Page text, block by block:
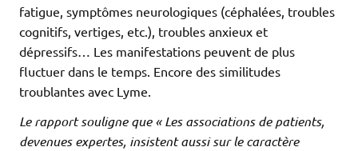
fatigue, symptômes neurologiques (céphalées, troubles
cognitifs, vertiges, etc.), troubles anxieux et
dépressifs… Les manifestations peuvent de plus
fluctuer dans le temps. Encore des similitudes
troublantes avec Lyme.
Le rapport souligne que « Les associations de patients,
devenues expertes, insistent aussi sur le caractère